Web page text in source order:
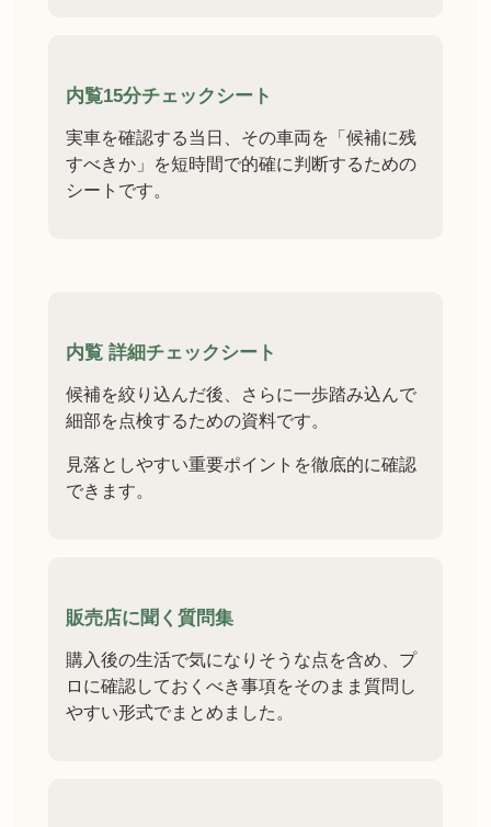
内覧15分チェックシート
実車を確認する当日、その車両を「候補に残
すべきか」を短時間で的確に判断するための
シートです。
内覧 詳細チェックシート
候補を絞り込んだ後、さらに一歩踏み込んで
細部を点検するための資料です。
見落としやすい重要ポイントを徹底的に確認
できます。
販売店に聞く質問集
購入後の生活で気になりそうな点を含め、プ
ロに確認しておくべき事項をそのまま質問し
やすい形式でまとめました。